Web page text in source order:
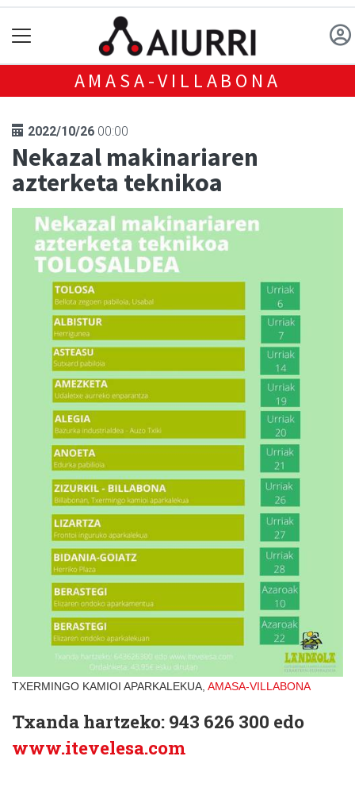
AMASA-VILLABONA
2022/10/26 00:00
Nekazal makinariaren
azterketa teknikoa
TXERMINGO KAMIOI APARKALEKUA, AMASA-VILLABONA
Txanda hartzeko: 943 626 300 edo
www.itevelesa.com